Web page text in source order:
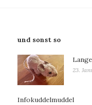
und sonst so
23.
Infokuddelmuddel